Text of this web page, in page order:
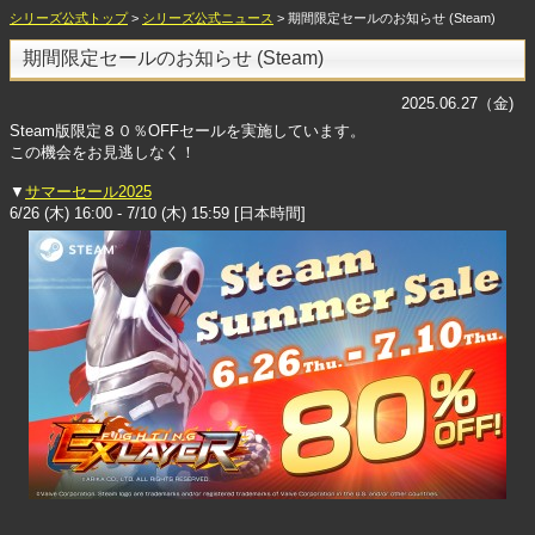
シリーズ公式トップ> シリーズ公式ニュース > 期間限定セールのお知らせ (Steam)
期間限定セールのお知らせ (Steam)
2025.06.27（金)
Steam版限定８０％OFFセールを実施しています。
この機会をお見逃しなく！
▼ サマーセール2025
6/26 (木) 16:00 - 7/10 (木) 15:59 [日本時間]